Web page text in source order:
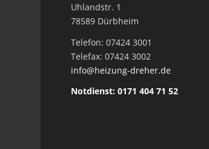
Uhlandstr. 1
78589 Dürbheim
Telefon: 07424 3001
Telefax: 07424 3002
info@heizung-dreher.de
Notdienst: 0171 404 71 52